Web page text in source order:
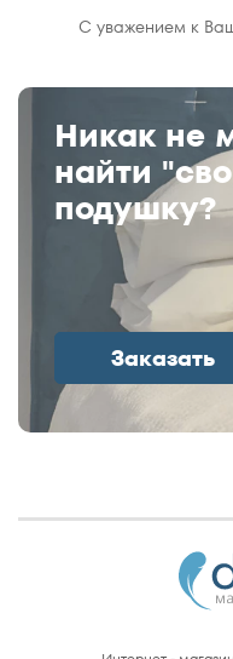
С уважением к
Никак не
найти
подушку?
Заказать